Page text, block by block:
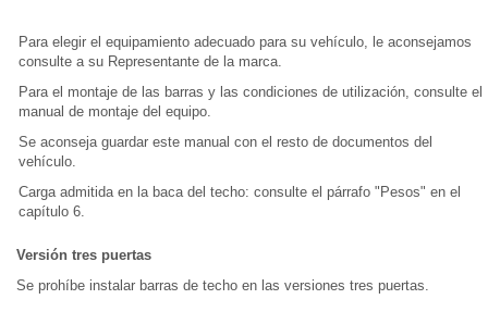
Para elegir el equipamiento adecuado para su vehículo, le aconsejamos
consulte a su Representante de la marca.
Para el montaje de las barras y las condiciones de utilización, consulte el
manual de montaje del equipo.
Se aconseja guardar este manual con el resto de documentos del
vehículo.
Carga admitida en la baca del techo: consulte el párrafo "Pesos" en el
capítulo 6.
Versión tres puertas
Se prohíbe instalar barras de techo en las versiones tres puertas.